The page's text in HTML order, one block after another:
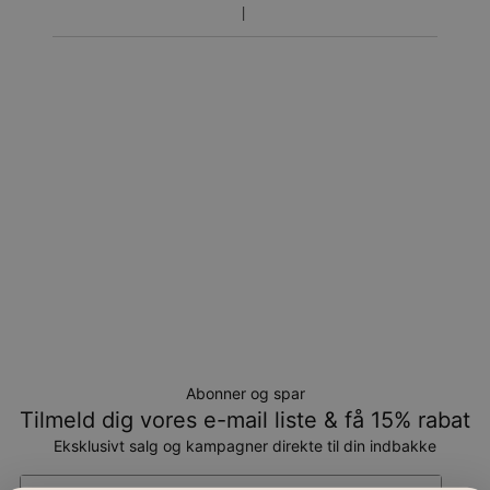
Abonner og spar
Tilmeld dig vores e-mail liste & få 15% rabat
Eksklusivt salg og kampagner direkte til din indbakke